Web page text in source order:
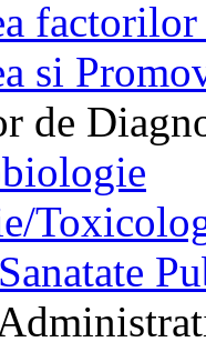
si
de